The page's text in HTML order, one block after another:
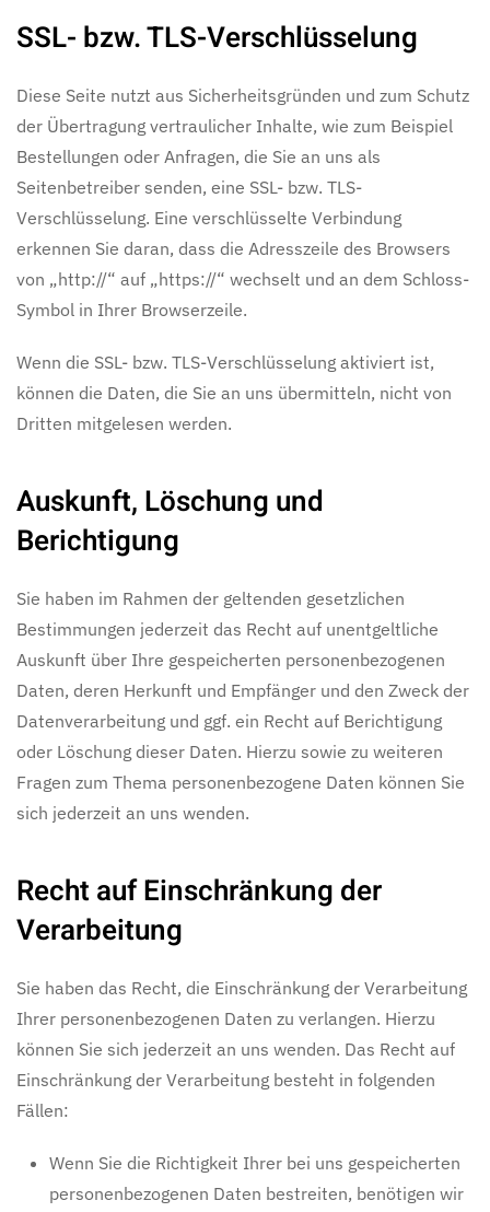
SSL- bzw. TLS-Verschlüsselung
Diese Seite nutzt aus Sicherheitsgründen und zum Schutz
der Übertragung vertraulicher Inhalte, wie zum Beispiel
Bestellungen oder Anfragen, die Sie an uns als
Seitenbetreiber senden, eine SSL- bzw. TLS-
Verschlüsselung. Eine verschlüsselte Verbindung
erkennen Sie daran, dass die Adresszeile des Browsers
von „http://“ auf „https://“ wechselt und an dem Schloss-
Symbol in Ihrer Browserzeile.
Wenn die SSL- bzw. TLS-Verschlüsselung aktiviert ist,
können die Daten, die Sie an uns übermitteln, nicht von
Dritten mitgelesen werden.
Auskunft, Löschung und
Berichtigung
Sie haben im Rahmen der geltenden gesetzlichen
Bestimmungen jederzeit das Recht auf unentgeltliche
Auskunft über Ihre gespeicherten personenbezogenen
Daten, deren Herkunft und Empfänger und den Zweck der
Datenverarbeitung und ggf. ein Recht auf Berichtigung
oder Löschung dieser Daten. Hierzu sowie zu weiteren
Fragen zum Thema personenbezogene Daten können Sie
sich jederzeit an uns wenden.
Recht auf Einschränkung der
Verarbeitung
Sie haben das Recht, die Einschränkung der Verarbeitung
Ihrer personenbezogenen Daten zu verlangen. Hierzu
können Sie sich jederzeit an uns wenden. Das Recht auf
Einschränkung der Verarbeitung besteht in folgenden
Fällen:
Wenn Sie die Richtigkeit Ihrer bei uns gespeicherten
personenbezogenen Daten bestreiten, benötigen wir